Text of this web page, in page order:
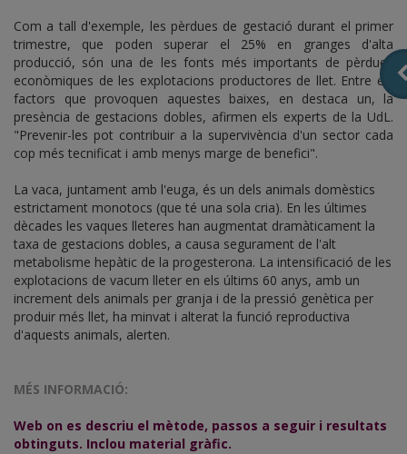
Com a tall d'exemple, les pèrdues de gestació durant el primer
trimestre, que poden superar el 25% en granges d'alta
producció, són una de les fonts més importants de pèrdues
econòmiques de les explotacions productores de llet. Entre els
factors que provoquen aquestes baixes, en destaca un, la
presència de gestacions dobles, afirmen els experts de la UdL.
"Prevenir-les pot contribuir a la supervivència d'un sector cada
cop més tecnificat i amb menys marge de benefici".
La vaca, juntament amb l'euga, és un dels animals domèstics
estrictament monotocs (que té una sola cria). En les últimes
dècades les vaques lleteres han augmentat dramàticament la
taxa de gestacions dobles, a causa segurament de l'alt
metabolisme hepàtic de la progesterona. La intensificació de les
explotacions de vacum lleter en els últims 60 anys, amb un
increment dels animals per granja i de la pressió genètica per
produir més llet, ha minvat i alterat la funció reproductiva
d'aquests animals, alerten.
MÉS INFORMACIÓ:
Web on es descriu el mètode, passos a seguir i resultats
obtinguts. Inclou material gràfic.